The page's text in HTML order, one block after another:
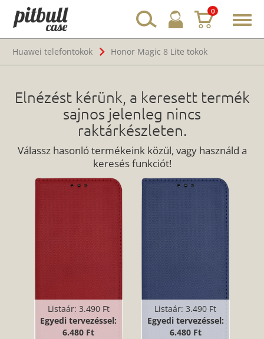
0
Huawei telefontokok
Honor Magic 8 Lite tokok
Elnézést kérünk, a keresett termék
sajnos jelenleg nincs
raktárkészleten.
Válassz hasonló termékeink közül, vagy használd a
keresés funkciót!
Listaár: 3.490 Ft
Egyedi tervezéssel:
6.480 Ft
Listaár:3.490 Ft
Egyedi tervezéssel:
6.480 Ft